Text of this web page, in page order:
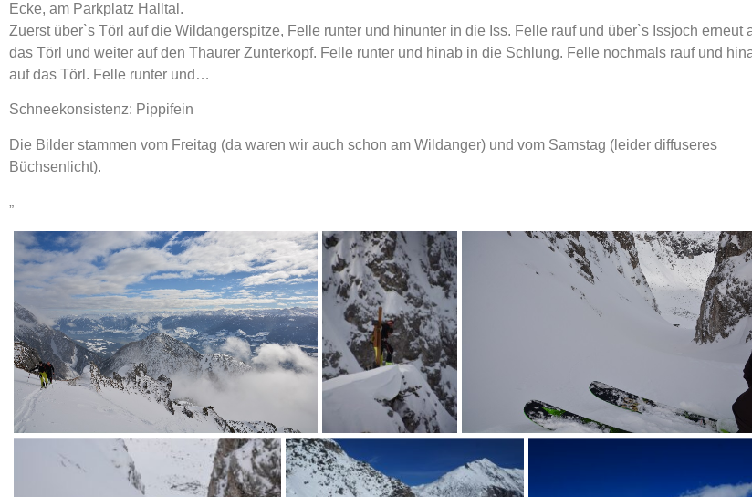
Ecke, am Parkplatz Halltal.
Zuerst über`s Törl auf die Wildangerspitze, Felle runter und hinunter in die Iss. Felle rauf und über`s Issjoch erneut
das Törl und weiter auf den Thaurer Zunterkopf. Felle runter und hinab in die Schlung. Felle nochmals rauf und
auf das Törl. Felle runter und…
Schneekonsistenz: Pippifein
Die Bilder stammen vom Freitag (da waren wir auch schon am Wildanger) und vom Samstag (leider diffuseres
Büchsenlicht).
„